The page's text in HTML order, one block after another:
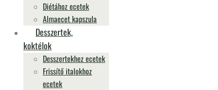
Diétához ecetek
Almaecet kapszula
Desszertek,
koktélok
Desszertekhez ecetek
Frissítő italokhoz
ecetek